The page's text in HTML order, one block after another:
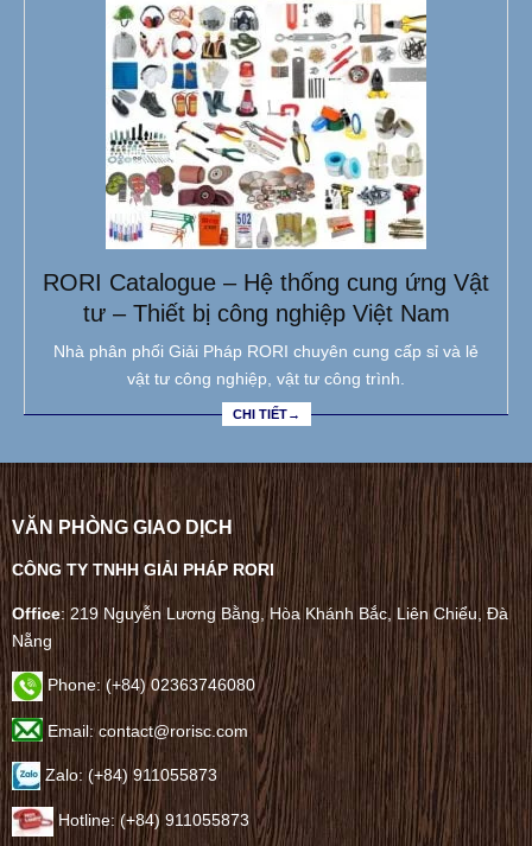
RORI Catalogue – Hệ thống cung ứng Vật
tư – Thiết bị công nghiệp Việt Nam
Nhà phân phối Giải Pháp RORI chuyên cung cấp sỉ và lẻ
vật tư công nghiệp, vật tư công trình.
CHI TIẾT→
VĂN PHÒNG GIAO DỊCH
CÔNG TY TNHH GIẢI PHÁP RORI
Office: 219 Nguyễn Lương Bằng, Hòa Khánh Bắc, Liên Chiểu, Đà
Nẵng
Phone:(+84) 02363746080
Email: contact@rorisc.com
Zalo: (+84) 911055873
Hotline: (+84) 911055873